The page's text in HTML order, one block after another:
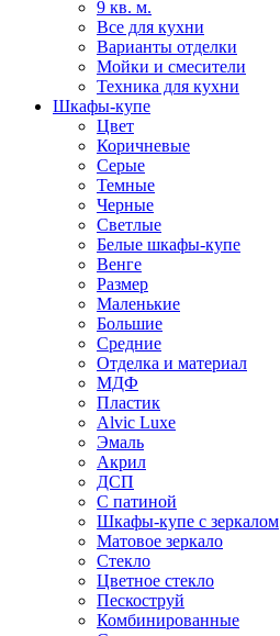
9 кв. м.
Все для кухни
Варианты отделки
Мойки и смесители
Техника для кухни
Шкафы-купе
Цвет
Коричневые
Серые
Темные
Черные
Светлые
Белые шкафы-купе
Венге
Размер
Маленькие
Большие
Средние
Отделка и материал
МДФ
Пластик
Alvic Luxe
Эмаль
Акрил
ДСП
С патиной
Шкафы-купе с зеркалом
Матовое зеркало
Стекло
Цветное стекло
Пескоструй
Комбинированные